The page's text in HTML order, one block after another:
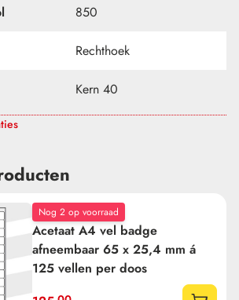
850
Rechthoek
Kern 40
Ja
85mm
4 rollen per doos, 80
Nog 2 op voorraad
Acetaat A4 vel badge
afneembaar 65 x 25,4 mm á
125 vellen per doos